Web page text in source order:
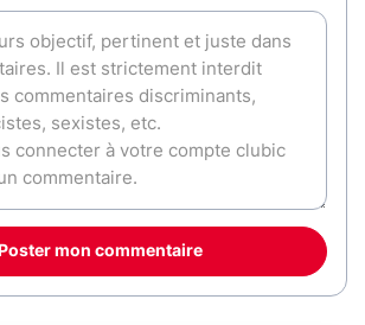
Poster mon commentaire